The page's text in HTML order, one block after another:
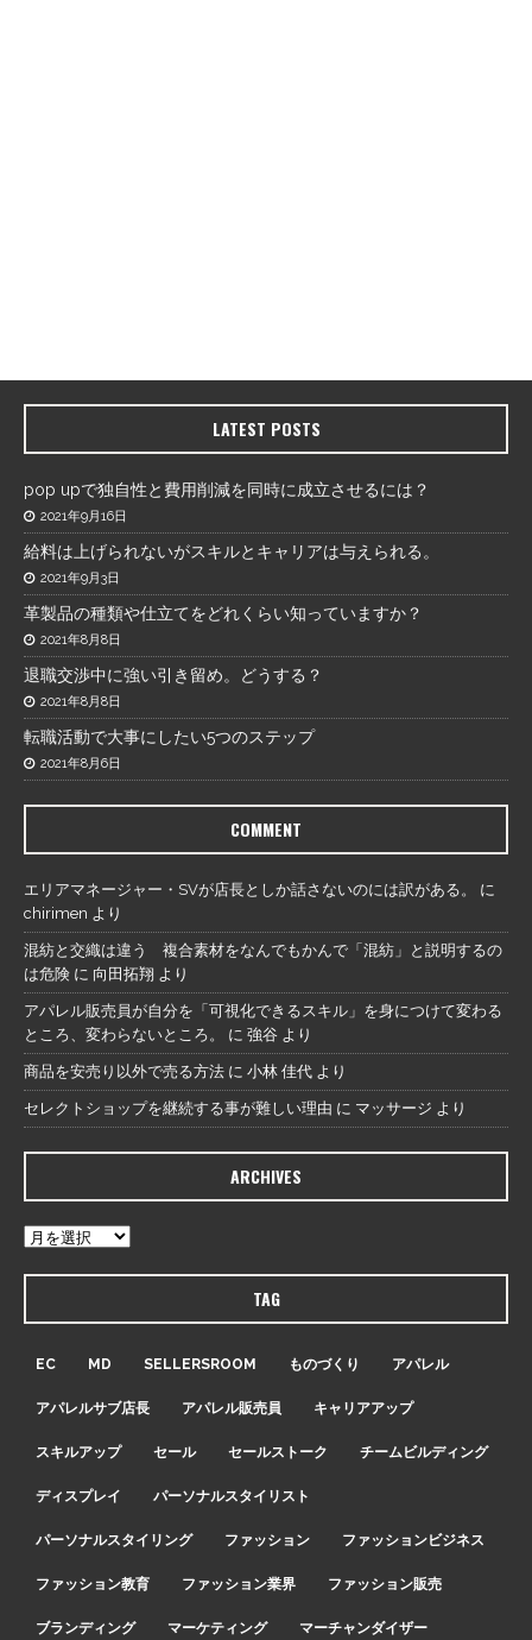
LATEST POSTS
pop upで独自性と費用削減を同時に成立させるには？
2021年9月16日
給料は上げられないがスキルとキャリアは与えられる。
2021年9月3日
革製品の種類や仕立てをどれくらい知っていますか？
2021年8月8日
退職交渉中に強い引き留め。どうする？
2021年8月8日
転職活動で大事にしたい5つのステップ
2021年8月6日
COMMENT
エリアマネージャー・SVが店長としか話さないのには訳がある。
に
chirimen より
混紡と交織は違う 複合素材をなんでもかんで「混紡」と説明するの
は危険 に 向田拓翔 より
アパレル販売員が自分を「可視化できるスキル」を身につけて変わる
ところ、変わらないところ。
に 強谷 より
商品を安売り以外で売る方法 に 小林 佳代 より
セレクトショップを継続する事が難しい理由 に マッサージ より
ARCHIVES
TAG
EC MD SELLERSROOM ものづくり アパレル
アパレルサブ店長 アパレル販売員 キャリアアップ
スキルアップ セール セールストーク チームビルディング
ディスプレイ パーソナルスタイリスト
パーソナルスタイリング ファッション ファッションビジネス
ファッション教育 ファッション業界 ファッション販売
ブランディング マーケティング マーチャンダイザー